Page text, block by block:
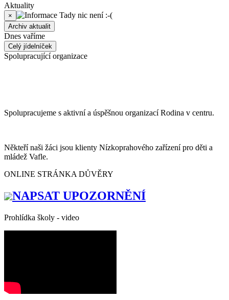
Aktuality
× Tady nic není :-(
Archiv aktualit
Dnes vaříme
Celý jídelníček
Spolupracující organizace
Spolupracujeme s aktivní a úspěšnou organizací Rodina v centru.
Někteří naši žáci jsou klienty Nízkoprahového zařízení pro děti a
mládež Vafle.
ONLINE STRÁNKA DŮVĚRY
NAPSAT UPOZORNĚNÍ
Prohlídka školy - video